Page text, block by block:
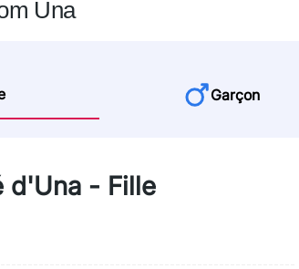
Una
Garçon
d'Una - Fille